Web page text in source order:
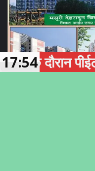
पीईटी
17:54